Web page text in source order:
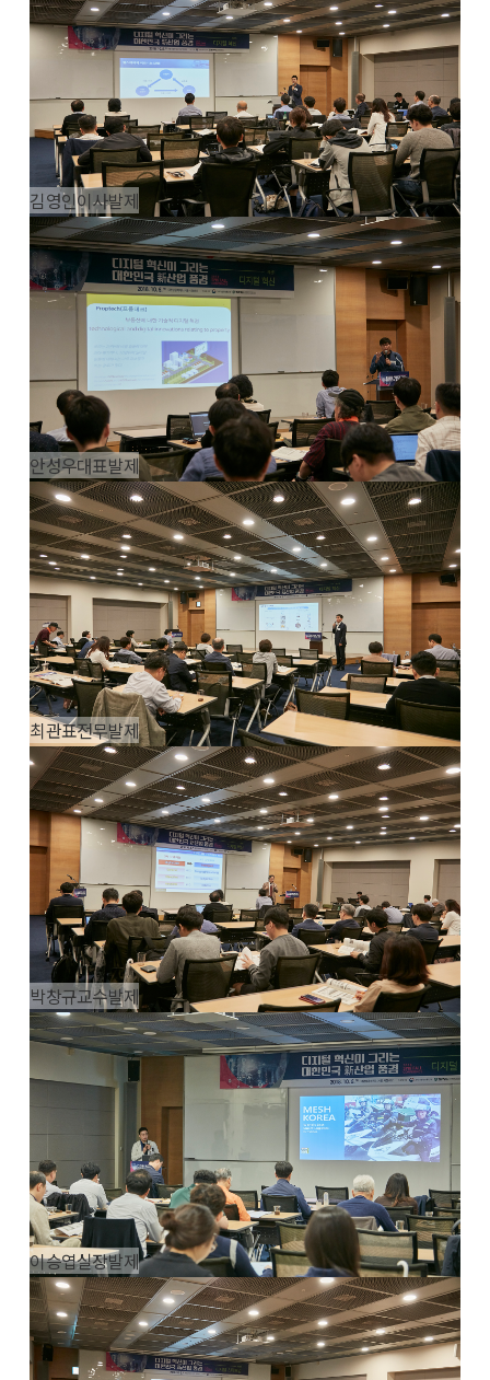
김영인이사발제
안성우대표발제
최관표전무발제
박창규교수발제
이승엽실장발제